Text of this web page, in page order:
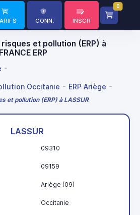
CONN. INSCR
0
et pollution (ERP) à
ERP
Occitanie ERP Ariège
et pollution (ERP) à LASSUR
LASSUR
09310
09159
Ariège (09)
Occitanie